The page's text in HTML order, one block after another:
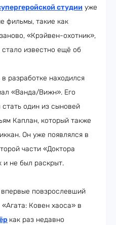
студии уже
фильмы, такие как
«Крэйвен-охотник»,
известно ещё об
разработке находился
«Ванда/Вижн». Его
один из сыновей
Каплан, который также
Он уже появлялся в
части «Доктора
и не был раскрыт.
повзрослевший
Ковен хаоса» в
как раз недавно